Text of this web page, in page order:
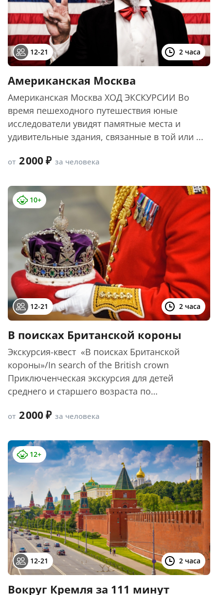
12-21 2 часа
Американская Москва
Американская Москва ХОД ЭКСКУРСИИ Во
время пешеходного путешествия юные
исследователи увидят памятные места и
удивительные здания, связанные в той или ...
от 2 000 за человека
10+
12-21 2 часа
В поисках Британской короны
Экскурсия-квест «В поисках Британской
короны»/In search of the British crown
Приключенческая экскурсия для детей
среднего и старшего возраста по
от 2 000 за человека
12+
12-21 2 часа
Вокруг Кремля за 111 минут